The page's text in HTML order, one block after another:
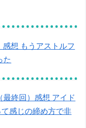
感想 もうアストルフ
た
最終回）感想 アイド
感じの締め方で非